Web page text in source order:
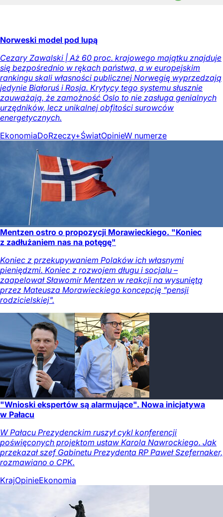
Norweski model pod lupą
Cezary Zawalski | Aż 60 proc. krajowego majątku znajduje
się bezpośrednio w rękach państwa, a w europejskim
rankingu skali własności publicznej Norwegię wyprzedzają
jedynie Białoruś i Rosja. Krytycy tego systemu słusznie
zauważają, że zamożność Oslo to nie zasługa genialnych
urzędników, lecz unikalnej obfitości surowców
energetycznych.
EkonomiaDoRzeczy+ŚwiatOpinieW numerze
Mentzen ostro o propozycji Morawieckiego. "Koniec
z zadłużaniem nas na potęgę"
Koniec z przekupywaniem Polaków ich własnymi
pieniędzmi. Koniec z rozwojem długu i socjalu –
zaapelował Sławomir Mentzen w reakcji na wysuniętą
przez Mateusza Morawieckiego koncepcję "pensji
rodzicielskiej".
"Wnioski ekspertów są alarmujące". Nowa inicjatywa
w Pałacu
W Pałacu Prezydenckim ruszył cykl konferencji
poświęconych projektom ustaw Karola Nawrockiego. Jak
przekazał szef Gabinetu Prezydenta RP Paweł Szefernaker,
rozmawiano o CPK.
KrajOpinieEkonomia